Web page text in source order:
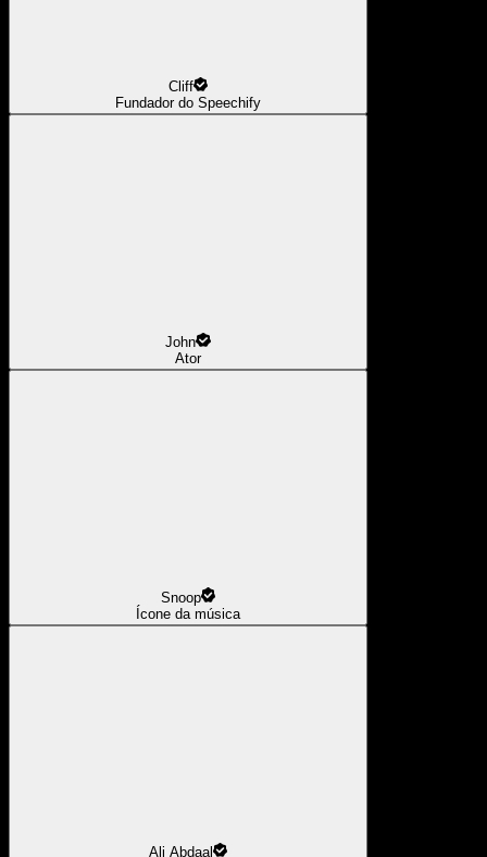
Cliff
Fundador do Speechify
John
Ator
Snoop
Ícone da música
Ali Abdaal